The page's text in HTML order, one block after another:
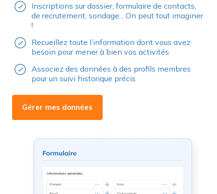
Inscriptions sur dossier, formulaire de contacts,
de recrutement, sondage... On peut tout imaginer
!
Recueillez toute l’information dont vous avez
besoin pour mener à bien vos activités
Associez des données à des profils membres
pour un suivi historique précis
Gérer mes données